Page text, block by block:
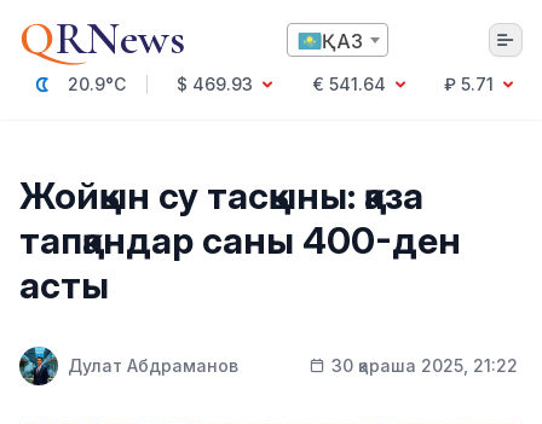
QRNews ҚАЗ
20.9°C $ 469.93 € 541.64
₽ 5.71
Саясат
Экономика
Әлемде
Қоғам
Жойқын су тасқыны: қаза
тапқандар саны 400-ден
асты
Дулат Абдраманов 30 қараша 2025, 21:22